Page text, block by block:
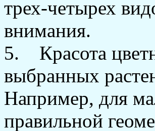
трех-четырех
внимания.
5. Красота
выбранных
Например, для
правильной